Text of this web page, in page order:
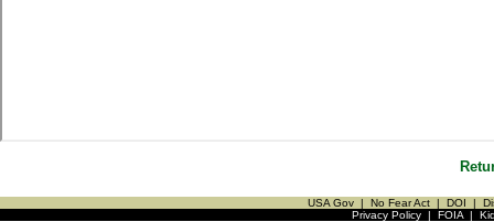
USA Gov | No Fear Act | DOI |
Privacy Policy| FOIA|